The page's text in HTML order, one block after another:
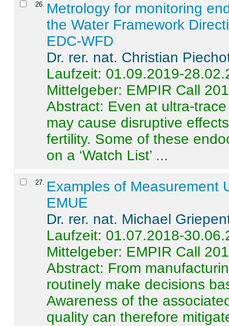
26. Metrology for monitoring
the Water Framework
EDC-WFD
Dr. rer. nat. Christian
Laufzeit: 01.09.2019-
Mittelgeber: EMPIR Call
Abstract: Even at ultra-
may cause disruptive
fertility. Some of these
on a ‘Watch List’ ...
27. Examples of Measurement
EMUE
Dr. rer. nat. Michael
Laufzeit: 01.07.2018-
Mittelgeber: EMPIR Call
Abstract: From
routinely make decisions
Awareness of the
quality can therefore